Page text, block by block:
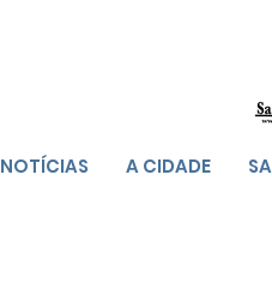
NOTÍCIAS A CIDADE